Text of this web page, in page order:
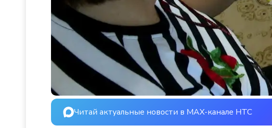
Читай актуальные новости в MAX-канале НТС